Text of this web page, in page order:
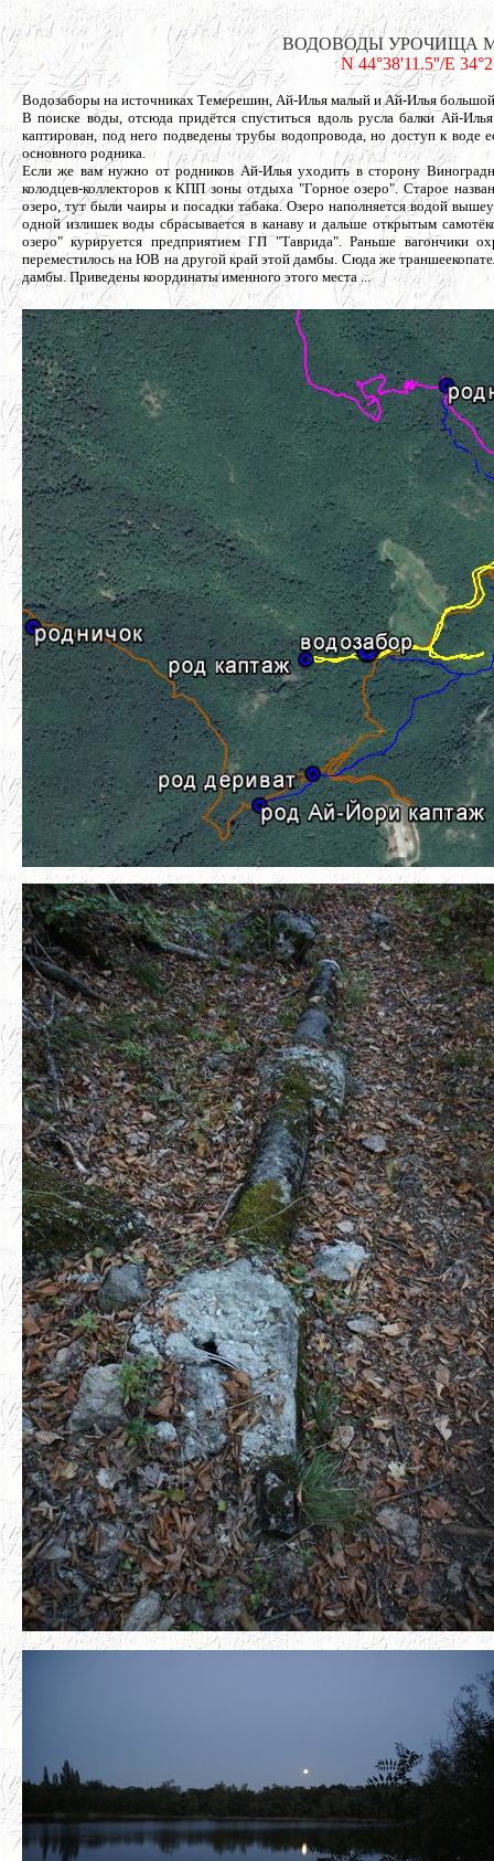
ВОДОВОДЫ УРОЧИЩА
N 44°38'11.5''/E
Водозаборы на источниках Темерешин, Ай-Илья малый и Ай-Илья
В поиске воды, отсюда придётся спуститься вдоль русла балки Ай-
каптирован, под него подведены трубы водопровода, но доступ к воде
основного родника.
Если же вам нужно от родников Ай-Илья уходить в сторону
колодцев-коллекторов к КПП зоны отдыха "Горное озеро". Старое
озеро, тут были чаиры и посадки табака. Озеро наполняется водой
одной излишек воды сбрасывается в канаву и дальше открытым
озеро" курируется предприятием ГП "Таврида". Раньше
переместилось на ЮВ на другой край этой дамбы. Сюда же
дамбы. Приведены координаты именного этого места ...